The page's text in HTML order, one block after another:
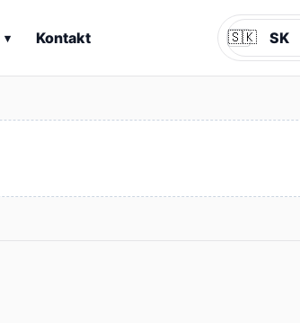
▾ Kontakt Jazyk
🇸🇰